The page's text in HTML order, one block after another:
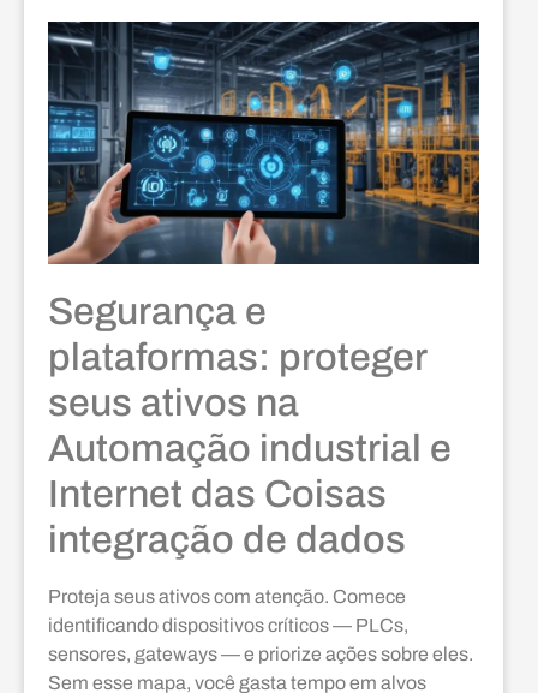
Segurança e
plataformas: proteger
seus ativos na
Automação industrial e
Internet das Coisas
integração de dados
Proteja seus ativos com atenção. Comece
identificando dispositivos críticos — PLCs,
sensores, gateways — e priorize ações sobre eles.
Sem esse mapa, você gasta tempo em alvos